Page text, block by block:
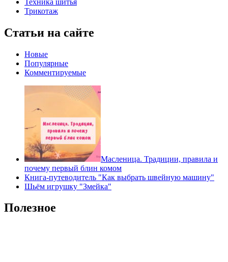
Трикотаж
Статьи на сайте
Новые
Популярные
Комментируемые
Масленица. Традиции, правила и
почему первый блин комом
Книга-путеводитель "Как выбрать швейную машину"
Шьём игрушку "Змейка"
Полезное